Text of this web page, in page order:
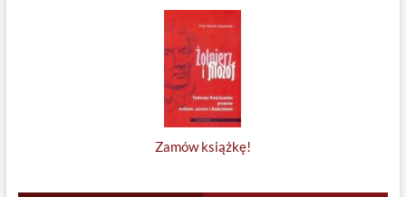
Zamów książkę!